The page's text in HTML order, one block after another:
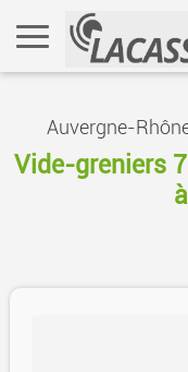
Auvergne-
Vide-greniers